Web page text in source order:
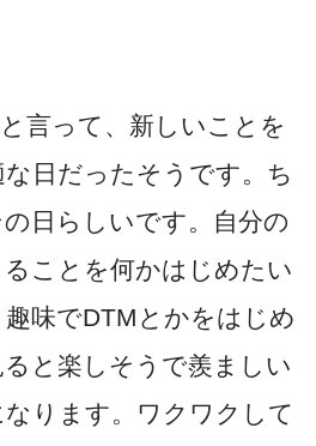
言って、新しいことを
日だったそうです。ち
日らしいです。自分の
ことを何かはじめたい
味でDTMとかをはじめ
と楽しそうで羨ましい
ります。ワクワクして